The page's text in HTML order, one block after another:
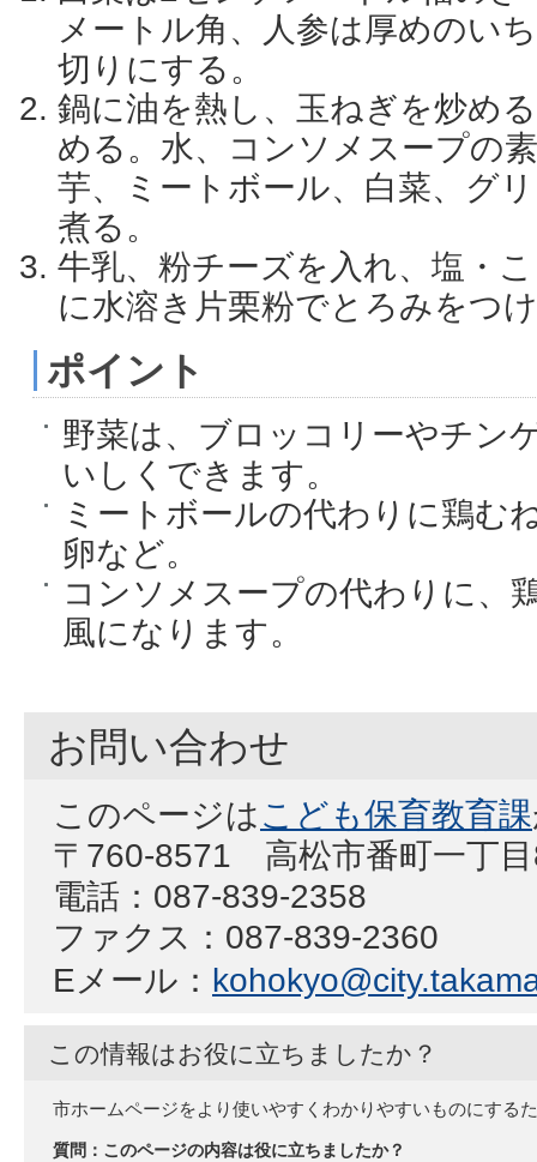
メートル角、人参は厚めのい
切りにする。
鍋に油を熱し、玉ねぎを炒め
める。水、コンソメスープの
芋、ミートボール、白菜、グ
煮る。
牛乳、粉チーズを入れ、塩・
に水溶き片栗粉でとろみをつ
ポイント
野菜は、ブロッコリーやチン
いしくできます。
ミートボールの代わりに鶏む
卵など。
コンソメスープの代わりに、
風になります。
お問い合わせ
このページはこども保育教育課
〒760-8571 高松市番町一丁
電話：087-839-2358
ファクス：087-839-2360
Eメール：
この情報はお役に立ちましたか？
市ホームページをより使いやすくわかりやすいものにする
質問：このページの内容は役に立ちましたか？